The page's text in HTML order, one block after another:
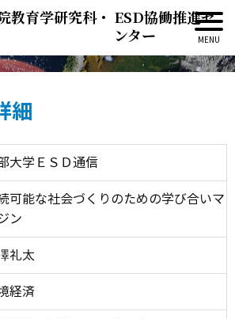
教育学研究科・ ESD協働推進セ
ンター
学ＥＳＤ通信
細
大学ＥＳＤ通信
可能な社会づくりのための学び合いマ
ン
礼太
経済